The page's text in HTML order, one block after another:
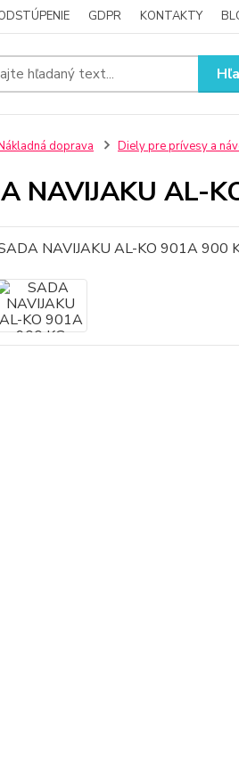
GDPR KONTAKTY
doprava Diely pre prívesy a
NAVIJAKU AL-